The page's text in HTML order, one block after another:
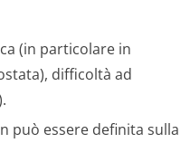
(in particolare in
difficoltà ad
può essere definita sulla